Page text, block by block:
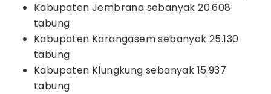
Kabupaten Jembrana sebanyak 20.608
tabung
Kabupaten Karangasem sebanyak 25.130
tabung
Kabupaten Klungkung sebanyak 15.937
tabung